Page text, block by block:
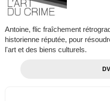
Antoine, flic fraîchement
historienne réputée, pour
l'art et des biens culturels.